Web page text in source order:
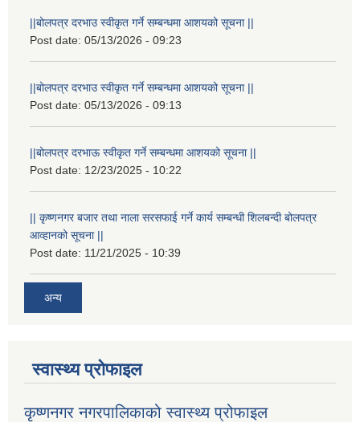
||बोलपत्र दरभाउ स्वीकृत गर्ने सम्बन्धमा आशयको सूचना ||
Post date: 05/13/2026 - 09:23
||बोलपत्र दरभाउ स्वीकृत गर्ने सम्बन्धमा आशयको सूचना ||
Post date: 05/13/2026 - 09:13
||बोलपत्र दरभाऊ स्वीकृत गर्ने सम्बन्धमा आशयको सूचना ||
Post date: 12/23/2025 - 10:22
|| कृष्णनगर बजार तथा नाला सरसफाई गर्ने कार्य सम्बन्धी शिलबन्दी बोलपत्र
आव्हानको सूचना ||
Post date: 11/21/2025 - 10:39
अन्य
स्वास्थ्य प्रोफाइल
कृष्णनगर नगरपालिकाको स्वास्थ्य प्रोफाइल